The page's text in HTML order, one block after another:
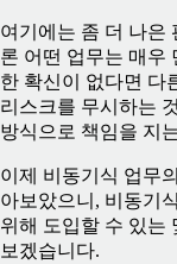
여기에는 좀 더 나은
론 어떤 업무는 매우
한 확신이 없다면 다
리스크를 무시하는
방식으로 책임을 지
이제 비동기식 업무
아보았으니, 비동기
위해 도입할 수 있는
보겠습니다.